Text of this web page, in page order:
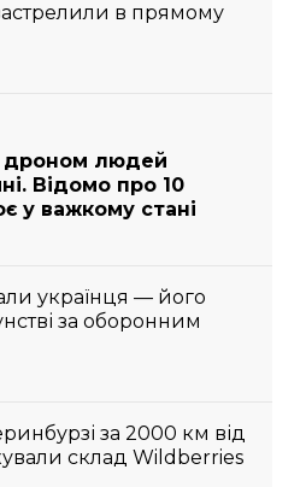
в прямому
дроном людей
Відомо про 10
у важкому стані
українця — його
за оборонним
за 2000 км від
склад Wildberries